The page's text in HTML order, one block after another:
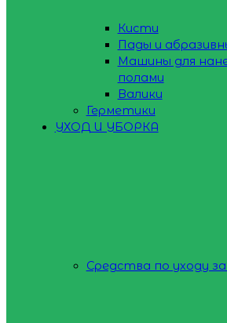
Кисти
Пады и
Машины для
полами
Валики
Герметики
УХОД И УБОРКА
Средства по уходу